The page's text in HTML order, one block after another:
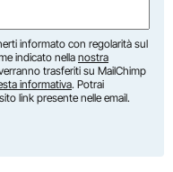
informato con regolarità sul
indicato nella nostra
trasferiti su MailChimp
informativa. Potrai
link presente nelle email.